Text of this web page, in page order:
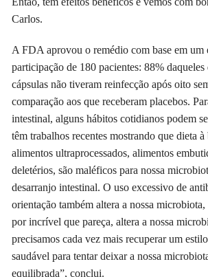
Carlos.
A FDA aprovou o remédio com base em um
participação de 180 pacientes: 88% daqueles
cápsulas não tiveram reinfecção após oito
comparação aos que receberam placebos.
intestinal, alguns hábitos cotidianos podem
têm trabalhos recentes mostrando que dieta à
alimentos ultraprocessados, alimentos
deletérios, são maléficos para nossa
desarranjo intestinal. O uso excessivo de
orientação também altera a nossa
por incrível que pareça, altera a nossa
precisamos cada vez mais recuperar um
saudável para tentar deixar a nossa
equilibrada”, conclui.